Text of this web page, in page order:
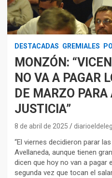
DESTACADAS GREMIALES
MONZÓN:
NO VA A PAGAR
DE MARZO
JUSTICIA”
8 de abril de 2025
“El viernes decidieron parar
Avellaneda, aunque tienen
dicen que hoy no van a pagar
segunda vez que tocan el